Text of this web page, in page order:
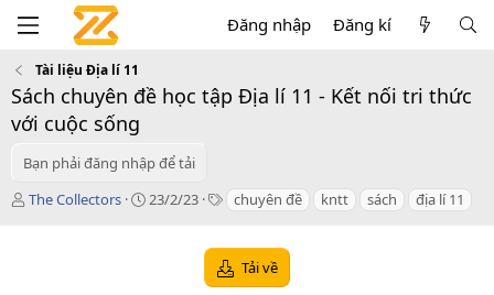
Đăng nhập Đăng kí
Tài liệu Địa lí 11
Sách chuyên đề học tập Địa lí 11 - Kết nối tri thức
với cuộc sống
Bạn phải đăng nhập để tải
T
The Collectors
C
23/2/23
T
s
chuyên đề kntt sách địa lí 11
Tải về